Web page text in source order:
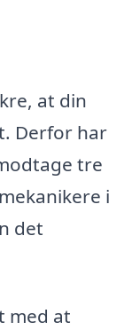
at din
Derfor har
tre
i
det
med at